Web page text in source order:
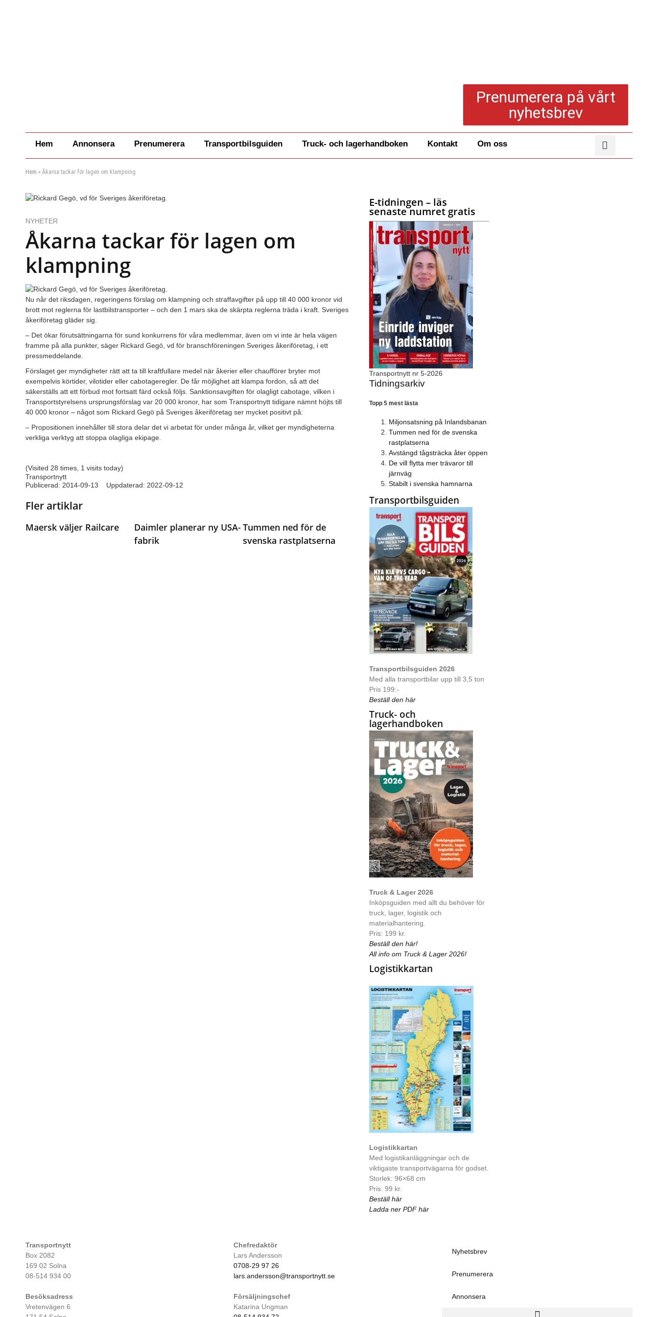
Prenumerera på vårt
nyhetsbrev
Hem Annonsera Prenumerera Transportbilsguiden Truck- och lagerhandboken Kontakt Om oss
Hem » Åkarna tackar för lagen om klampning
NYHETER
Åkarna tackar för lagen om
klampning
Nu når det riksdagen, regeringens förslag om klampning och straffavgifter på upp till 40 000 kronor vid
brott mot reglerna för lastbilstransporter – och den 1 mars ska de skärpta reglerna träda i kraft. Sveriges
åkeriföretag gläder sig.
– Det ökar förutsättningarna för sund konkurrens för våra medlemmar, även om vi inte är hela vägen
framme på alla punkter, säger Rickard Gegö, vd för branschföreningen Sveriges åkeriföretag, i ett
pressmeddelande.
Förslaget ger myndigheter rätt att ta till kraftfullare medel när åkerier eller chaufförer bryter mot
exempelvis körtider, vilotider eller cabotageregler. De får möjlighet att klampa fordon, så att det
säkerställs att ett förbud mot fortsatt färd också följs. Sanktionsavgiften för olagligt cabotage, vilken i
Transportstyrelsens ursprungsförslag var 20 000 kronor, har som Transportnytt tidigare nämnt höjts till
40 000 kronor – något som Rickard Gegö på Sveriges åkeriföretag ser mycket positivt på:
– Propositionen innehåller till stora delar det vi arbetat för under många år, vilket ger myndigheterna
verkliga verktyg att stoppa olagliga ekipage.
(Visited 28 times, 1 visits today)
Transportnytt
Publicerad: 2014-09-13 Uppdaterad: 2022-09-12
Fler artiklar
Maersk väljer Railcare
Daimler planerar ny USA-
fabrik
Tummen ned för de
svenska rastplatserna
E-tidningen – läs
senaste numret gratis
Transportnytt nr 5-2026
Tidningsarkiv
Topp 5 mest lästa
Miljonsatsning på Inlandsbanan
Tummen ned för de svenska
rastplatserna
Avstängd tågsträcka åter öppen
De vill flytta mer trävaror till
järnväg
Stabilt i svenska hamnarna
Transportbilsguiden
Transportbilsguiden 2026
Med alla transportbilar upp till 3,5 ton
Pris 199:-
Beställ den här
Truck- och
lagerhandboken
Truck & Lager 2026
Inköpsguiden med allt du behöver för
truck, lager, logistik och
materialhantering.
Pris: 199 kr.
Beställ den här!
All info om Truck & Lager 2026!
Logistikkartan
Logistikkartan
Med logistikanläggningar och de
viktigaste transportvägarna för godset.
Storlek: 96×68 cm
Pris: 99 kr.
Beställ här
Ladda ner PDF här
Transportnytt
Box 2082
169 02 Solna
08-514 934 00
Besöksadress
Vretenvägen 6
Chefredaktör
Lars Andersson
0708-29 97 26
lars.andersson@transportnytt.se
Försäljningschef
Katarina Ungman
Nyhetsbrev
Prenumerera
Annonsera